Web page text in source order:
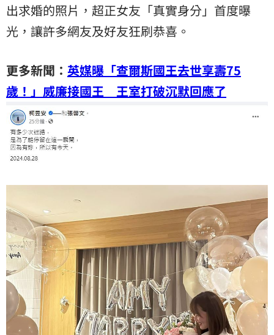
出求婚的照片，超正女友「真實身分」首度曝
光，讓許多網友及好友狂刷恭喜。
更多新聞： 英媒曝「查爾斯國王去世享壽75
歲！」威廉接國王 王室打破沉默回應了